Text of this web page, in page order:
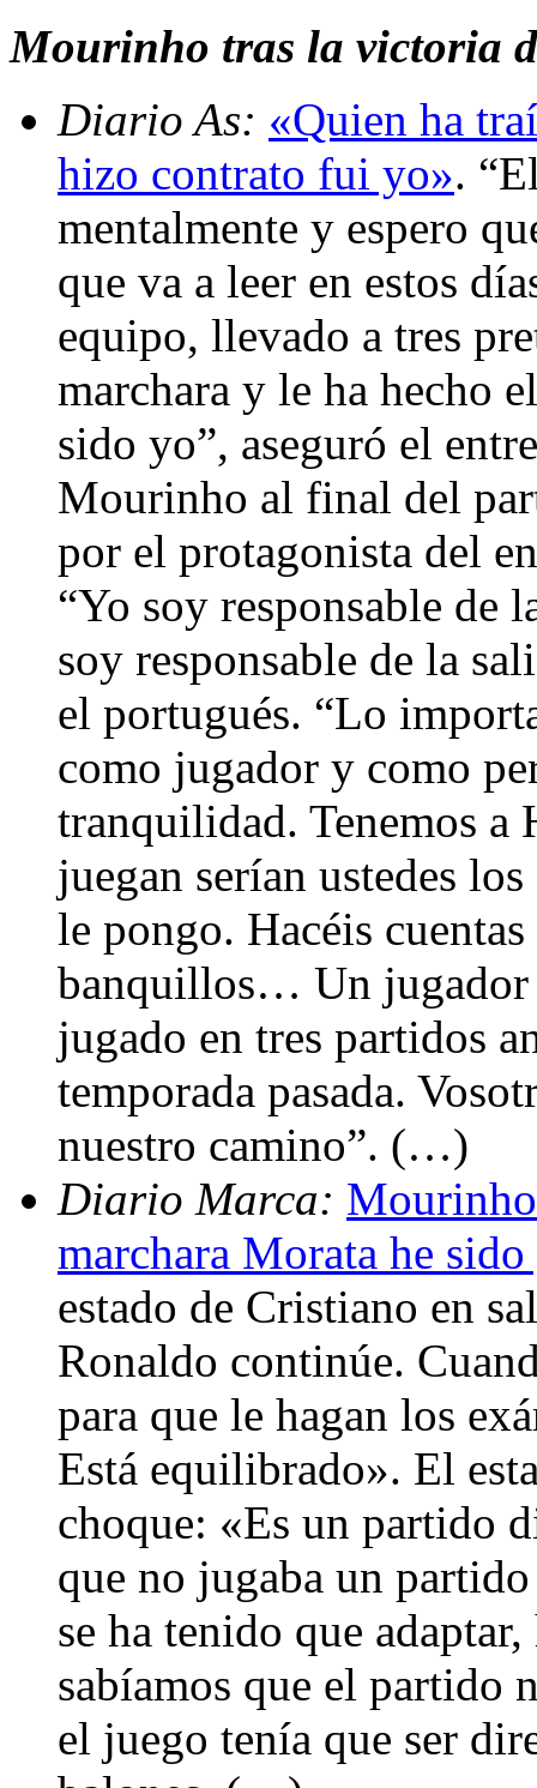
Mourinho tras la victoria
Diario As: «Quien ha
hizo contrato fui yo».
mentalmente y espero
que va a leer en estos
equipo, llevado a tres
marchara y le ha hecho
sido yo”, aseguró el
Mourinho al final del
por el protagonista del
“Yo soy responsable de
soy responsable de la
el portugués. “Lo
como jugador y como
tranquilidad. Tenemos a
juegan serían ustedes
le pongo. Hacéis
banquillos… Un jugador
jugado en tres partidos
temporada pasada.
nuestro camino”. (…)
Diario Marca:
marchara Morata he
estado de Cristiano en
Ronaldo continúe.
para que le hagan los
Está equilibrado». El
choque: «Es un partido
que no jugaba un
se ha tenido que
sabíamos que el partido
el juego tenía que ser